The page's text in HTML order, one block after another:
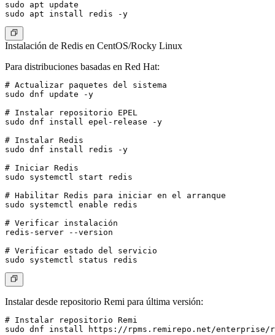
sudo apt update
Instalación de Redis en CentOS/Rocky Linux
Para distribuciones basadas en Red Hat:
# Actualizar paquetes del sistema
sudo dnf update -y
# Instalar repositorio EPEL
sudo dnf install epel-release -y
# Instalar Redis
sudo dnf install redis -y
# Iniciar Redis
sudo systemctl start redis
# Habilitar Redis para iniciar en el arranque
sudo systemctl enable redis
# Verificar instalación
redis-server --version
# Verificar estado del servicio
Instalar desde repositorio Remi para última versión:
# Instalar repositorio Remi
sudo dnf install https://rpms.remirepo.net/enterprise/